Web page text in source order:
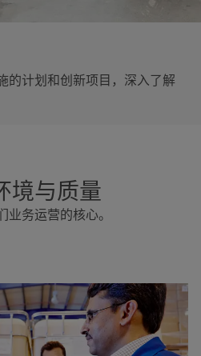
的计划和创新项目，深入了解
境与质量
务运营的核心。